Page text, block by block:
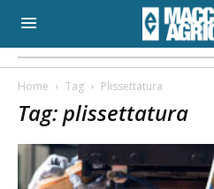
Home Tag Plissettatura
Tag: plissettatura